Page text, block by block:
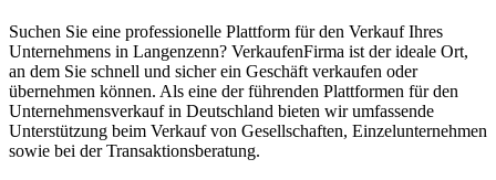
Suchen Sie eine professionelle Plattform für den Verkauf Ihres
Unternehmens in Langenzenn? VerkaufenFirma ist der ideale Ort,
an dem Sie schnell und sicher ein Geschäft verkaufen oder
übernehmen können. Als eine der führenden Plattformen für den
Unternehmensverkauf in Deutschland bieten wir umfassende
Unterstützung beim Verkauf von Gesellschaften, Einzelunternehmen
sowie bei der Transaktionsberatung.